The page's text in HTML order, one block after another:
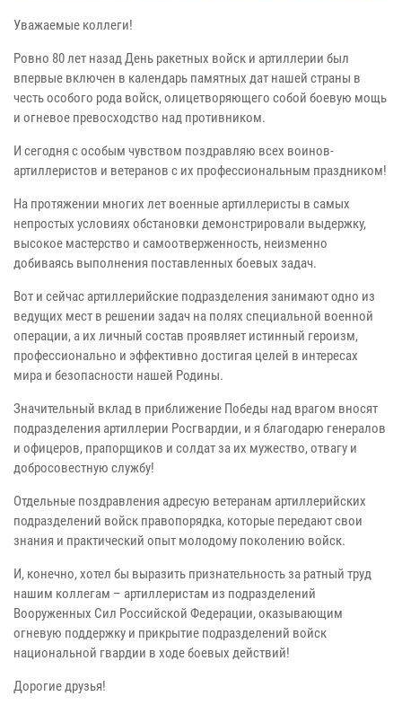
Уважаемые коллеги!
Ровно 80 лет назад День ракетных войск и артиллерии был
впервые включен в календарь памятных дат нашей страны в
честь особого рода войск, олицетворяющего собой боевую мощь
и огневое превосходство над противником.
И сегодня с особым чувством поздравляю всех воинов-
артиллеристов и ветеранов с их профессиональным праздником!
На протяжении многих лет военные артиллеристы в самых
непростых условиях обстановки демонстрировали выдержку,
высокое мастерство и самоотверженность, неизменно
добиваясь выполнения поставленных боевых задач.
Вот и сейчас артиллерийские подразделения занимают одно из
ведущих мест в решении задач на полях специальной военной
операции, а их личный состав проявляет истинный героизм,
профессионально и эффективно достигая целей в интересах
мира и безопасности нашей Родины.
Значительный вклад в приближение Победы над врагом вносят
подразделения артиллерии Росгвардии, и я благодарю генералов
и офицеров, прапорщиков и солдат за их мужество, отвагу и
добросовестную службу!
Отдельные поздравления адресую ветеранам артиллерийских
подразделений войск правопорядка, которые передают свои
знания и практический опыт молодому поколению войск.
И, конечно, хотел бы выразить признательность за ратный труд
нашим коллегам – артиллеристам из подразделений
Вооруженных Сил Российской Федерации, оказывающим
огневую поддержку и прикрытие подразделений войск
национальной гвардии в ходе боевых действий!
Дорогие друзья!